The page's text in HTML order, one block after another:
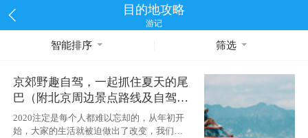
目的地攻略
游记
智能排序 筛选
京郊野趣自驾，一起抓住夏天的尾
巴（附北京周边景点路线及自驾攻
略）
2020注定是每个人都难以忘却的，从年初开
始，大家的生活就被迫做出了改变，我们也